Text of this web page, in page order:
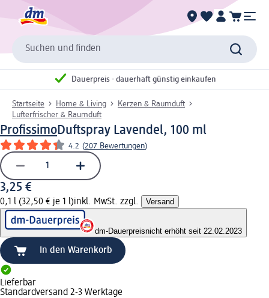
Suchen und finden
Dauerpreis - dauerhaft günstig einkaufen
Startseite Home & Living
Kerzen & Raumduft
Lufterfrischer & Raumduft
ProfissimoDuftspray Lavendel, 100 ml
4.2 (207 Bewertungen)
3,25 €
0,1 l (32,50 € je 1 l)inkl. MwSt. zzgl. Versand
dm-Dauerpreisnicht erhöht seit 22.02.2023
In den Warenkorb
Lieferbar
Standardversand 2-3 Werktage